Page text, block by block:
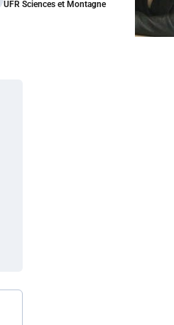
UFR Sciences et Montagne